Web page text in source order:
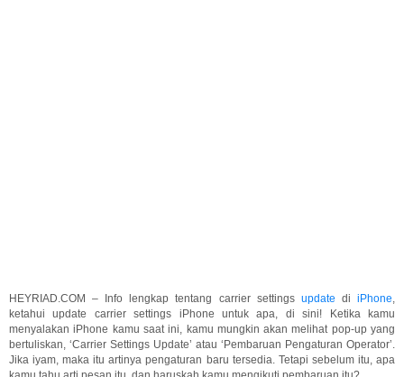
HEYRIAD.COM – Info lengkap tentang carrier settings update diiPhone,
ketahui update carrier settings iPhone untuk apa, di sini! Ketika kamu
menyalakan iPhone kamu saat ini, kamu mungkin akan melihat pop-up yang
bertuliskan, ‘Carrier Settings Update’ atau ‘Pembaruan Pengaturan Operator’.
Jika iyam, maka itu artinya pengaturan baru tersedia. Tetapi sebelum itu, apa